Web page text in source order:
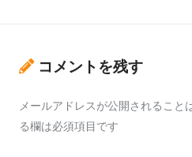
コメントを残す
メールアドレスが公開されること
る欄は必須項目です